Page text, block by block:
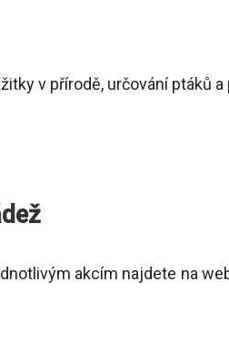
v přírodě, určování ptáků a
akcím najdete na